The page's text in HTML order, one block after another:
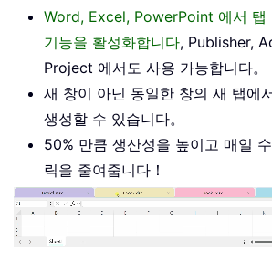
Word, Excel, PowerPoint 에서 탭
기능을 활성화합니다, Publisher,
Project 에서도 사용 가능합니다。
새 창이 아닌 동일한 창의 새 탭에
생성할 수 있습니다。
50% 만큼 생산성을 높이고 매일
릭을 줄여줍니다！